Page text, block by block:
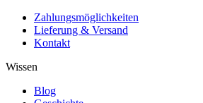
Zahlungsmöglichkeiten
Lieferung & Versand
Kontakt
Wissen
Blog